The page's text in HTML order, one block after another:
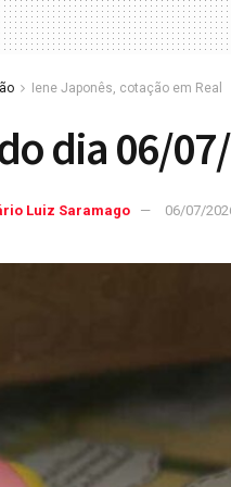
Iene Japonês, cotação em Real
dia 06/
Luiz Saramago 06/07/